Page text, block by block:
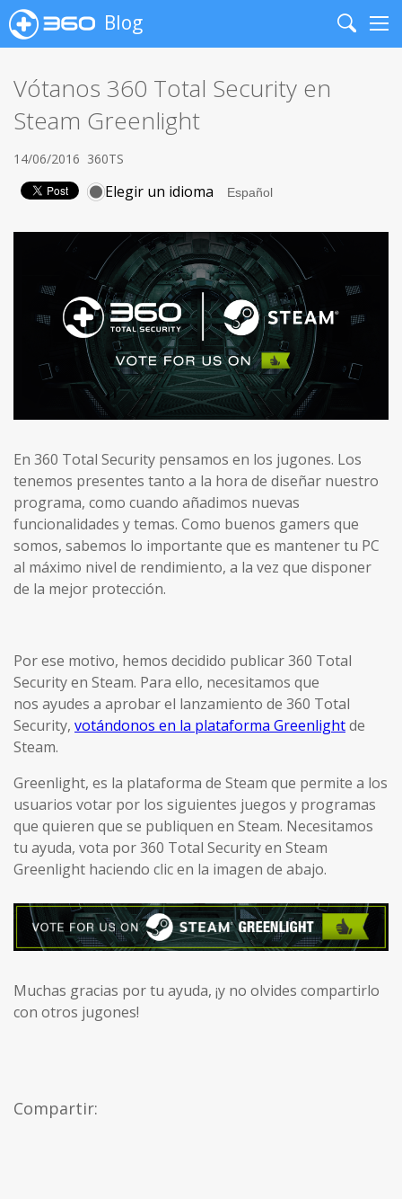
Blog
Search
Vótanos 360 Total Security en
Steam Greenlight
14/06/2016 360TS
Elegir un idioma
En 360 Total Security pensamos en los jugones. Los
tenemos presentes tanto a la hora de diseñar nuestro
programa, como cuando añadimos nuevas
funcionalidades y temas. Como buenos gamers que
somos, sabemos lo importante que es mantener tu PC
al máximo nivel de rendimiento, a la vez que disponer
de la mejor protección.
Por ese motivo, hemos decidido publicar 360 Total
Security en Steam. Para ello, necesitamos que
nos ayudes a aprobar el lanzamiento de 360 Total
Security, votándonos en la plataforma Greenlightde
Steam.
Greenlight, es la plataforma de Steam que permite a los
usuarios votar por los siguientes juegos y programas
que quieren que se publiquen en Steam. Necesitamos
tu ayuda, vota por 360 Total Security en Steam
Greenlight haciendo clic en la imagen de abajo.
Muchas gracias por tu ayuda, ¡y no olvides compartirlo
con otros jugones!
Compartir: